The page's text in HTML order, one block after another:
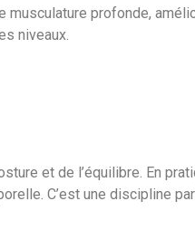
musculature profonde,
niveaux.
et de l’équilibre. En
C’est une discipline